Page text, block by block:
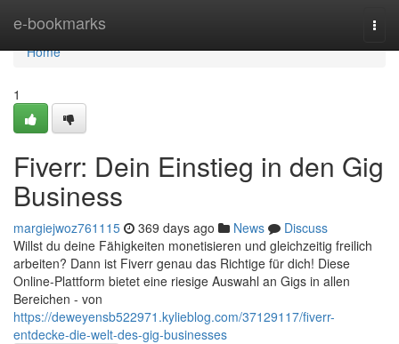
e-bookmarks
Home
Home
1
Fiverr: Dein Einstieg in den Gig
Business
margiejwoz761115 369 days ago News
Discuss
Willst du deine Fähigkeiten monetisieren und gleichzeitig freilich
arbeiten? Dann ist Fiverr genau das Richtige für dich! Diese
Online-Plattform bietet eine riesige Auswahl an Gigs in allen
Bereichen - von
https://deweyensb522971.kylieblog.com/37129117/fiverr-
entdecke-die-welt-des-gig-businesses